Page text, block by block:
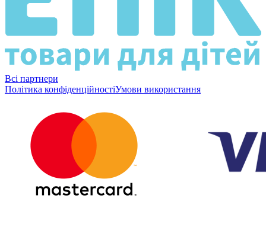
Всі партнери
Політика конфіденційностіУмови використання